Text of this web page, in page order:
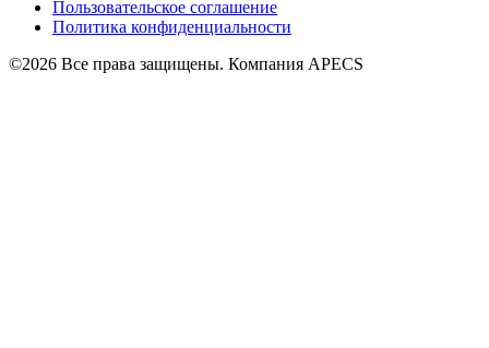
Пользовательское соглашение
Политика конфиденциальности
©2026 Все права защищены. Компания APECS